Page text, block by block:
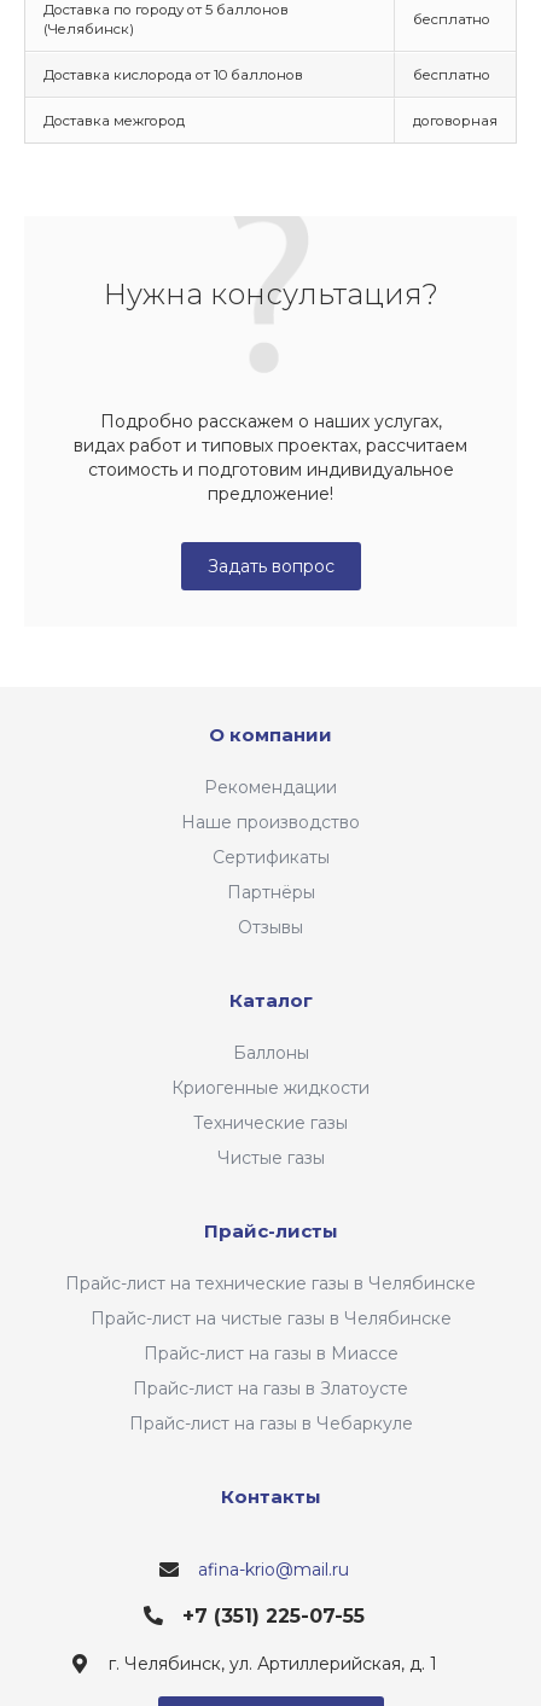
Доставка по городу от 5 баллонов
(Челябинск)
бесплатно
Доставка кислорода от 10 баллонов бесплатно
Доставка межгород договорная
Нужна консультация?
Подробно расскажем о наших услугах,
видах работ и типовых проектах, рассчитаем
стоимость и подготовим индивидуальное
предложение!
Задать вопрос
О компании
Рекомендации
Наше производство
Сертификаты
Партнёры
Отзывы
Каталог
Баллоны
Криогенные жидкости
Технические газы
Чистые газы
Прайс-листы
Прайс-лист на технические газы в Челябинске
Прайс-лист на чистые газы в Челябинске
Прайс-лист на газы в Миассе
Прайс-лист на газы в Златоусте
Прайс-лист на газы в Чебаркуле
Контакты
afina-krio@mail.ru
+7 (351) 225-07-55
г. Челябинск, ул. Артиллерийская, д. 1